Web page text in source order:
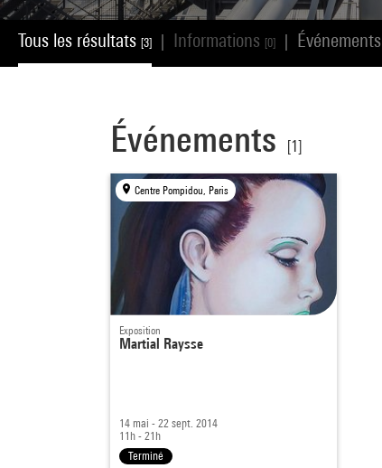
Tous les résultats [3] Informations [0] Événements
Événements [1]
Centre Pompidou, Paris
Exposition
Martial Raysse
14 mai - 22 sept. 2014
11h - 21h
Terminé